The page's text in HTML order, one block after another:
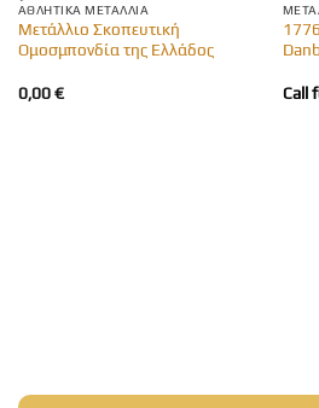
ΑΘΛΗΤΙΚΆ ΜΕΤΆΛΛΙΑ
Μετάλλιο Σκοπευτική
Ομοσμπονδία της Ελλάδος
0,00€ Call